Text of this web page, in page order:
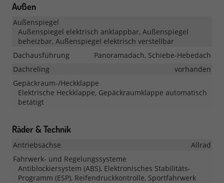
Außen
Außenspiegel
Außenspiegel elektrisch anklappbar, Außenspiegel
beheizbar, Außenspiegel elektrisch verstellbar
Dachausführung
Panoramadach, Schiebe-Hebedach
Dachreling
vorhanden
Gepäckraum-/Heckklappe
Elektrische Heckklappe, Gepäckraumklappe automatisch
betätigt
Räder & Technik
Antriebsachse
Allrad
Fahrwerk- und Regelungssysteme
Antiblockiersystem (ABS), Elektronisches Stabilitäts-
Programm (ESP), Reifendruckkontrolle, Sportfahrwerk